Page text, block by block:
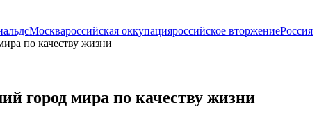
Москвароссийская оккупацияроссийское вторжениеРоссия
город мира по качеству жизни